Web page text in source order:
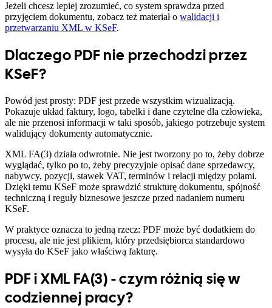
Jeżeli chcesz lepiej zrozumieć, co system sprawdza przed
przyjęciem dokumentu, zobacz też materiał o walidacji i
przetwarzaniu XML w KSeF.
Dlaczego PDF nie przechodzi przez
KSeF?
Powód jest prosty: PDF jest przede wszystkim wizualizacją.
Pokazuje układ faktury, logo, tabelki i dane czytelne dla człowieka,
ale nie przenosi informacji w taki sposób, jakiego potrzebuje system
walidujący dokumenty automatycznie.
XML FA(3) działa odwrotnie. Nie jest tworzony po to, żeby dobrze
wyglądać, tylko po to, żeby precyzyjnie opisać dane sprzedawcy,
nabywcy, pozycji, stawek VAT, terminów i relacji między polami.
Dzięki temu KSeF może sprawdzić strukturę dokumentu, spójność
techniczną i reguły biznesowe jeszcze przed nadaniem numeru
KSeF.
W praktyce oznacza to jedną rzecz: PDF może być dodatkiem do
procesu, ale nie jest plikiem, który przedsiębiorca standardowo
wysyła do KSeF jako właściwą fakturę.
PDF i XML FA(3) - czym różnią się w
codziennej pracy?